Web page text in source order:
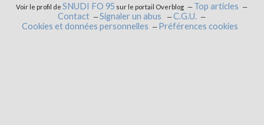
Voir le profil deSNUDI FO 95 sur le portail Overblog
Top articles
Contact
Signaler un abus
C.G.U.
Cookies et données personnelles
Préférences cookies